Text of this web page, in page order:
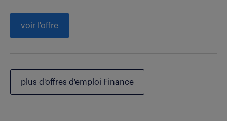
voir l'offre
plus d'offres d'emploi Finance